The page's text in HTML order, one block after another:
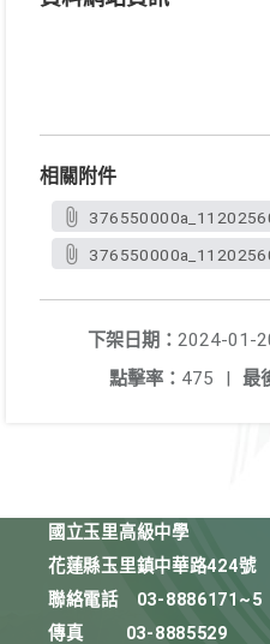
相關附件
下架日期： 2024-01-
最
點擊率： 475 |
國立玉里高級中學
花蓮縣玉里鎮中華路424號
聯絡電話
03-8886171~5
傳真
03-8885529